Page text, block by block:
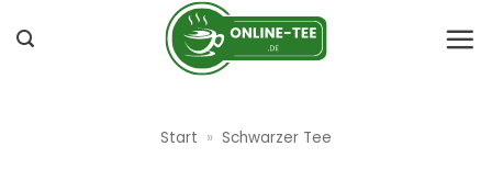
Inhalt
Start » Schwarzer Tee